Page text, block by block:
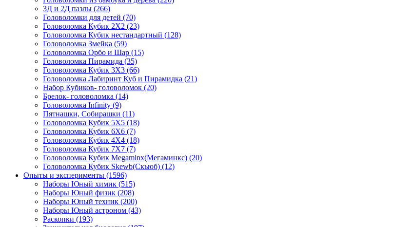
3Д и 2Д пазлы (266)
Головоломки для детей (70)
Головоломка Кубик 2Х2 (23)
Головоломка Кубик нестандартный (128)
Головоломка Змейка (59)
Головоломка Орбо и Шар (15)
Головоломка Пирамида (35)
Головоломка Кубик 3Х3 (66)
Головоломка Лабиринт Куб и Пирамидка (21)
Набор Кубиков- головоломок (20)
Брелок- головоломка (14)
Головоломка Infinity (9)
Пятнашки, Собирашки (11)
Головоломка Кубик 5Х5 (18)
Головоломка Кубик 6Х6 (7)
Головоломка Кубик 4Х4 (18)
Головоломка Кубик 7Х7 (7)
Головоломка Кубик Megaminx(Мегаминкс) (20)
Головоломка Кубик Skewb(Скьюб) (12)
Опыты и эксперименты (1596)
Наборы Юный химик (515)
Наборы Юный физик (208)
Наборы Юный техник (200)
Наборы Юный астроном (43)
Раскопки (193)